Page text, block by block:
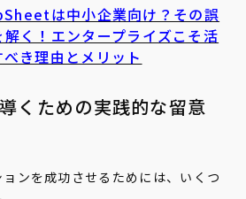
は中小企業向け？その誤
解く！エンタープライズこそ活
べき理由とメリット
くための実践的な留意
ンを成功させるためには、いくつ